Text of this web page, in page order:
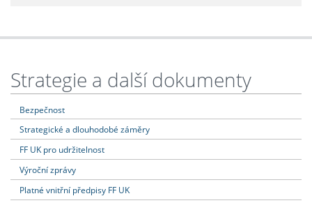
Strategie a další dokumenty
Bezpečnost
Strategické a dlouhodobé záměry
FF UK pro udržitelnost
Výroční zprávy
Platné vnitřní předpisy FF UK